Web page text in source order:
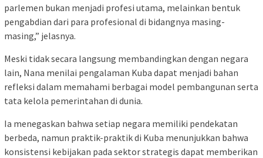
parlemen bukan menjadi profesi utama, melainkan bentuk
pengabdian dari para profesional di bidangnya masing-
masing,” jelasnya.
Meski tidak secara langsung membandingkan dengan negara
lain, Nana menilai pengalaman Kuba dapat menjadi bahan
refleksi dalam memahami berbagai model pembangunan serta
tata kelola pemerintahan di dunia.
Ia menegaskan bahwa setiap negara memiliki pendekatan
berbeda, namun praktik-praktik di Kuba menunjukkan bahwa
konsistensi kebijakan pada sektor strategis dapat memberikan